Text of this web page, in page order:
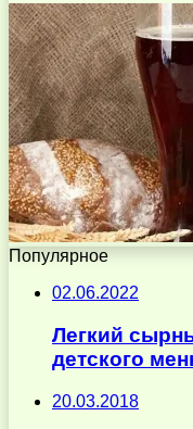
Популярное
02.06.2022
Легкий
детского
20.03.2018